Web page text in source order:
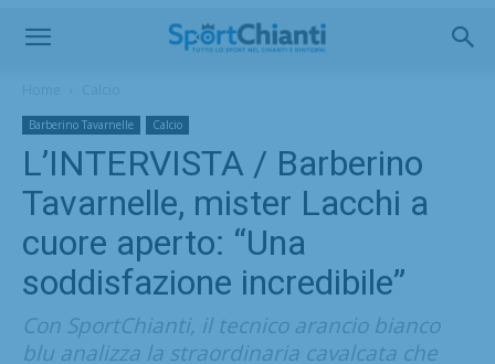
Barberino Tavarnelle Calcio
L’INTERVISTA / Barberino
Tavarnelle, mister Lacchi a
cuore aperto: “Una
soddisfazione incredibile”
Con SportChianti, il tecnico arancio bianco
blu analizza la straordinaria cavalcata che